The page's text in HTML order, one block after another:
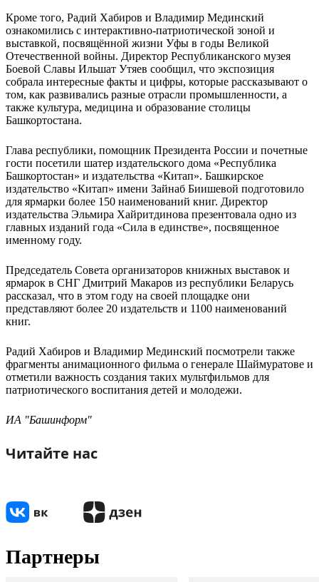
Кроме того, Радий Хабиров и Владимир Мединский
ознакомились с интерактивно-патриотической зоной и
выставкой, посвящённой жизни Уфы в годы Великой
Отечественной войны. Директор Республиканского музея
Боевой Славы Ильшат Утяев сообщил, что экспозиция
собрала интересные факты и цифры, которые рассказывают о
том, как развивались разные отрасли промышленности, а
также культура, медицина и образование столицы
Башкортостана.
Глава республики, помощник Президента России и почетные
гости посетили шатер издательского дома «Республика
Башкортостан» и издательства «Китап». Башкирское
издательство «Китап» имени Зайнаб Биишевой подготовило
для ярмарки более 150 наименований книг. Директор
издательства Эльмира Хайритдинова презентовала одно из
главных изданий года «Сила в единстве», посвященное
именному году.
Председатель Совета организаторов книжных выставок и
ярмарок в СНГ Дмитрий Макаров из республики Беларусь
рассказал, что в этом году на своей площадке они
представляют более 20 издательств и 1100 наименований
книг.
Радий Хабиров и Владимир Мединский посмотрели также
фрагменты анимационного фильма о генерале Шаймуратове и
отметили важность создания таких мультфильмов для
патриотического воспитания детей и молодежи.
ИА "Башинформ"
Читайте нас
Партнеры